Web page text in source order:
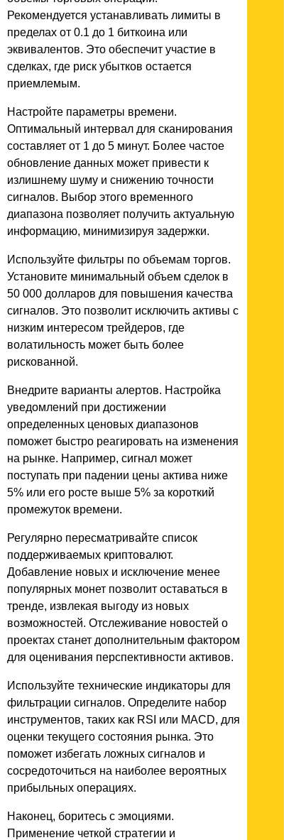
Рекомендуется устанавливать лимиты в
пределах от 0.1 до 1 биткоина или
эквивалентов. Это обеспечит участие в
сделках, где риск убытков остается
приемлемым.
Настройте параметры времени.
Оптимальный интервал для сканирования
составляет от 1 до 5 минут. Более частое
обновление данных может привести к
излишнему шуму и снижению точности
сигналов. Выбор этого временного
диапазона позволяет получить актуальную
информацию, минимизируя задержки.
Используйте фильтры по объемам торгов.
Установите минимальный объем сделок в
50 000 долларов для повышения качества
сигналов. Это позволит исключить активы с
низким интересом трейдеров, где
волатильность может быть более
рискованной.
Внедрите варианты алертов. Настройка
уведомлений при достижении
определенных ценовых диапазонов
поможет быстро реагировать на изменения
на рынке. Например, сигнал может
поступать при падении цены актива ниже
5% или его росте выше 5% за короткий
промежуток времени.
Регулярно пересматривайте список
поддерживаемых криптовалют.
Добавление новых и исключение менее
популярных монет позволит оставаться в
тренде, извлекая выгоду из новых
возможностей. Отслеживание новостей о
проектах станет дополнительным фактором
для оценивания перспективности активов.
Используйте технические индикаторы для
фильтрации сигналов. Определите набор
инструментов, таких как RSI или MACD, для
оценки текущего состояния рынка. Это
поможет избегать ложных сигналов и
сосредоточиться на наиболее вероятных
прибыльных операциях.
Наконец, боритесь с эмоциями.
Применение четкой стратегии и